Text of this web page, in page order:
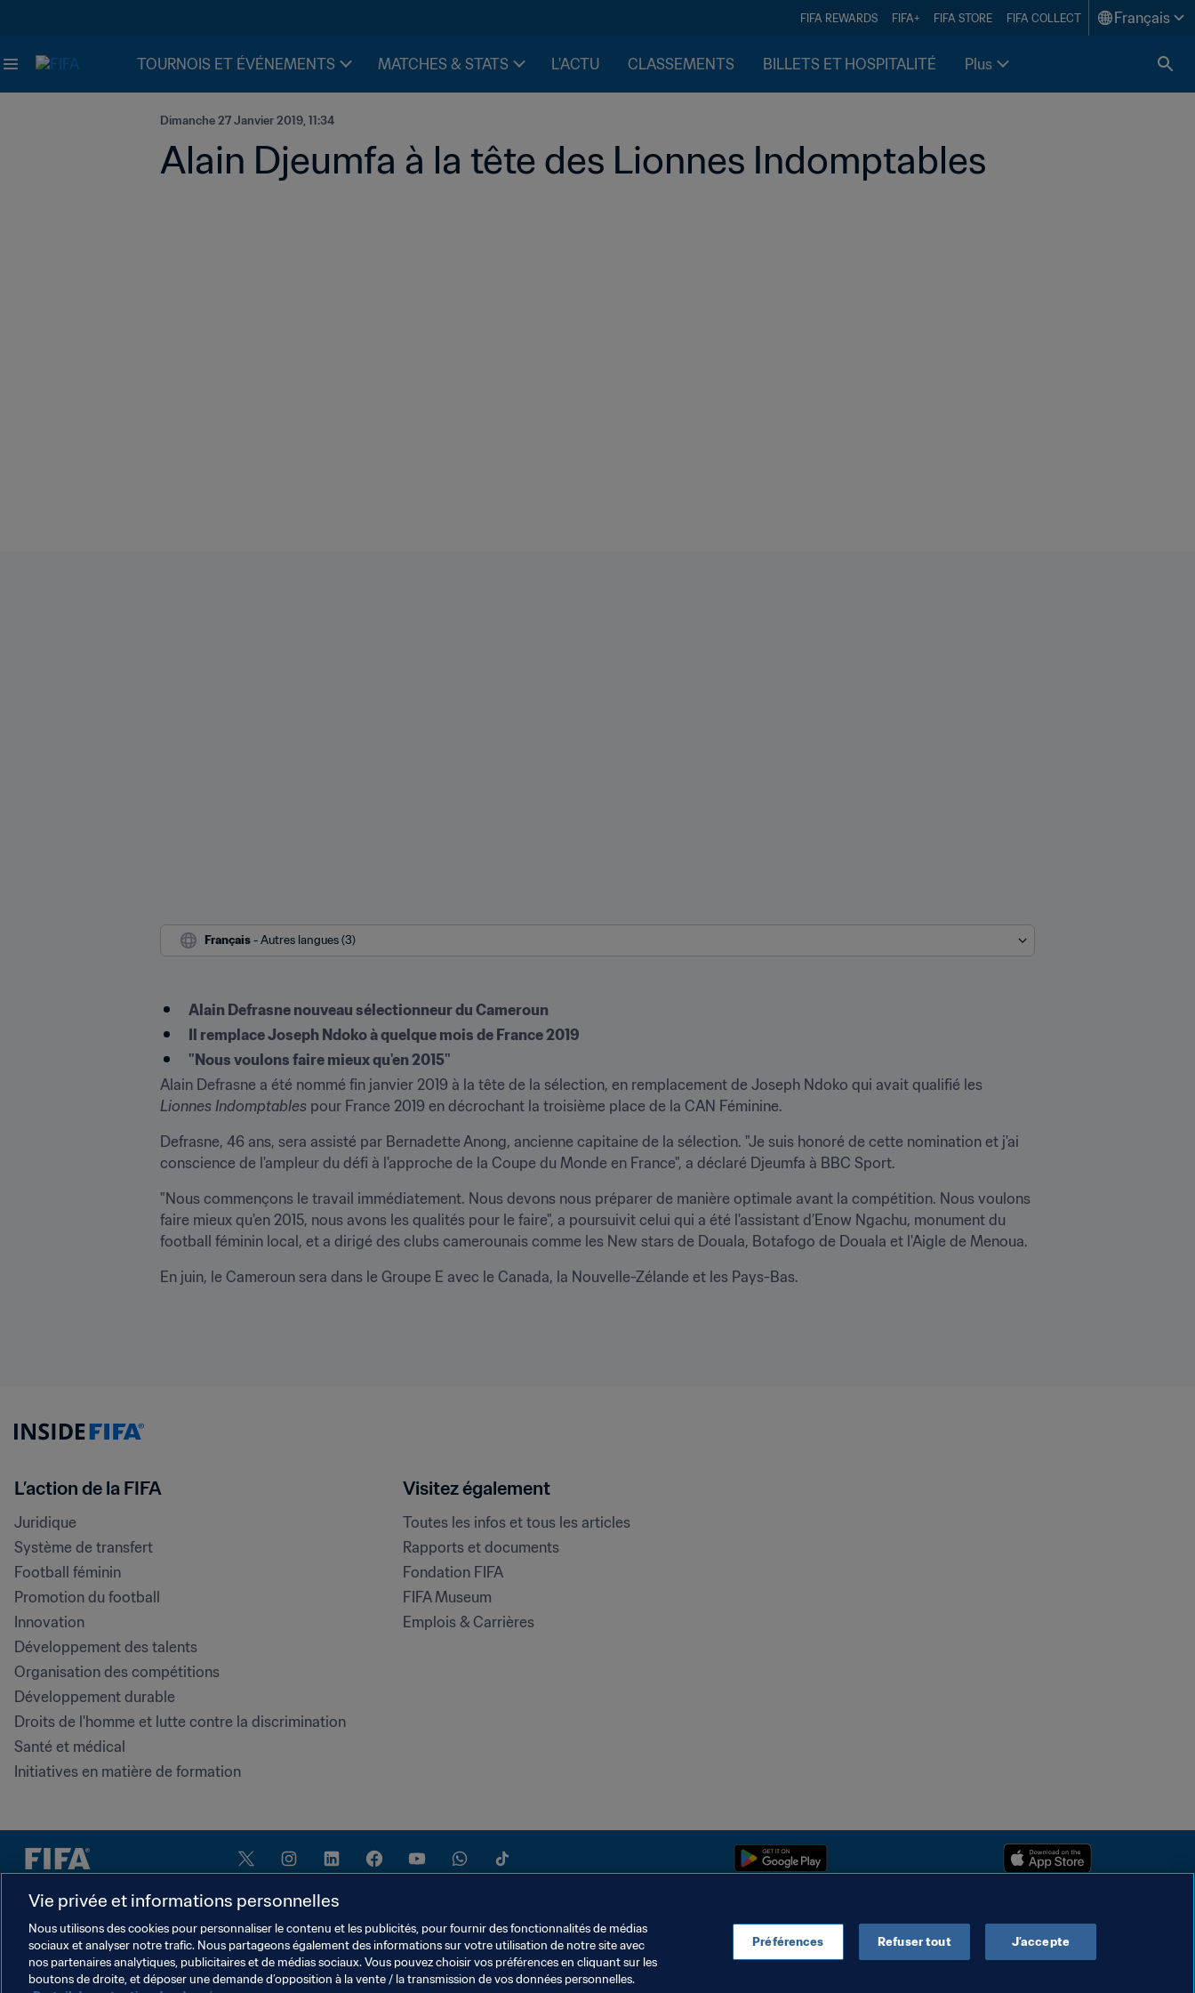
FIFA REWARDS FIFA+ FIFA STORE FIFA COLLECT Français
TOURNOIS ET ÉVÉNEMENTS MATCHES & STATS L'ACTU CLASSEMENTS BILLETS ET HOSPITALITÉ Plus
Dimanche 27 Janvier 2019, 11:34
Alain Djeumfa à la tête des Lionnes Indomptables
Français - Autres langues (3)
Alain Defrasne nouveau sélectionneur du Cameroun
Il remplace Joseph Ndoko à quelque mois de France 2019
"Nous voulons faire mieux qu'en 2015"
Lionnes Indomptables pour France 2019 en décrochant la troisième place de la CAN Féminine.
Defrasne, 46 ans, sera assisté par Bernadette Anong, ancienne capitaine de la sélection. "Je suis honoré de cette nomination et j'ai
conscience de l'ampleur du défi à l'approche de la Coupe du Monde en France", a déclaré Djeumfa à BBC Sport.
"Nous commençons le travail immédiatement. Nous devons nous préparer de manière optimale avant la compétition. Nous voulons
faire mieux qu'en 2015, nous avons les qualités pour le faire", a poursuivit celui qui a été l'assistant d’Enow Ngachu, monument du
football féminin local, et a dirigé des clubs camerounais comme les New stars de Douala, Botafogo de Douala et l'Aigle de Menoua.
En juin, le Cameroun sera dans le Groupe E avec le Canada, la Nouvelle-Zélande et les Pays-Bas.
L’action de la FIFA
Juridique
Système de transfert
Football féminin
Promotion du football
Innovation
Développement des talents
Organisation des compétitions
Développement durable
Droits de l'homme et lutte contre la discrimination
Santé et médical
Initiatives en matière de formation
Visitez également
Toutes les infos et tous les articles
Rapports et documents
Fondation FIFA
FIFA Museum
Emplois & Carrières
CONDITIONS D'UTILISATIONPORTAIL DE LA FIFA SUR LA PROTECTION DES DONNÉESTÉLÉCHARGEMENTS PARAMÈTRAGE DES COOKIES Droits d'auteur © 1994 - 2025 FIFA. Tous les droits sont réservés.
Vie privée et informations personnelles
Nous utilisons des cookies pour personnaliser le contenu et les publicités, pour fournir des fonctionnalités de médias
sociaux et analyser notre trafic. Nous partageons également des informations sur votre utilisation de notre site avec
nos partenaires analytiques, publicitaires et de médias sociaux. Vous pouvez choisir vos préférences en cliquant sur les
boutons de droite, et déposer une demande d’opposition à la vente / la transmission de vos données personnelles.
Préférences Refuser tout J’accepte